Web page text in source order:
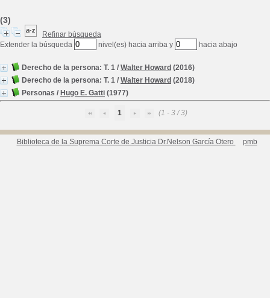
(3)
Refinar búsqueda
Extender la búsqueda
nivel(es) hacia arriba y hacia abajo
Derecho de la persona: T. 1 / Walter Howard (2016)
Derecho de la persona: T. 1 / Walter Howard (2018)
Personas / Hugo E. Gatti (1977)
1 (1 - 3 / 3)
Biblioteca de la Suprema Corte de Justicia Dr.Nelson García Otero pmb